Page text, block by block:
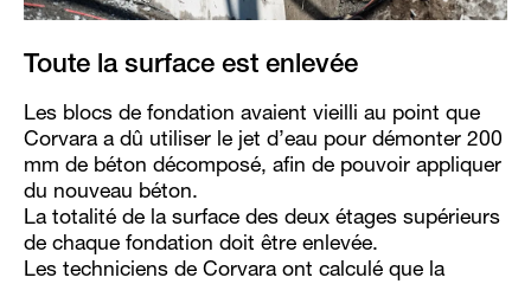
Toute la surface est enlevée
Les blocs de fondation avaient vieilli au point que
Corvara a dû utiliser le jet d’eau pour démonter 200
mm de béton décomposé, afin de pouvoir appliquer
du nouveau béton.
La totalité de la surface des deux étages supérieurs
de chaque fondation doit être enlevée.
Les techniciens de Corvara ont calculé que la